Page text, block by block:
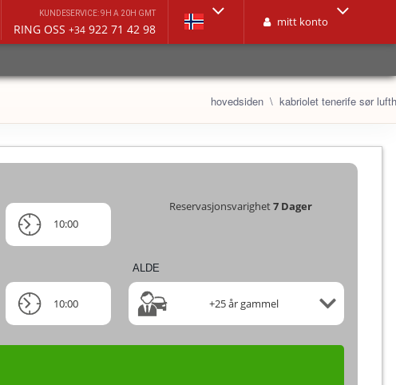
KUNDESERVICE: 9H A 20H GMT
RING OSS +34 922 71 42 98 mitt konto
hovedsiden kabriolet tenerife sør
10:00
Reservasjonsvarighet7 Dager
10:00
ALDE
+25 år gammel